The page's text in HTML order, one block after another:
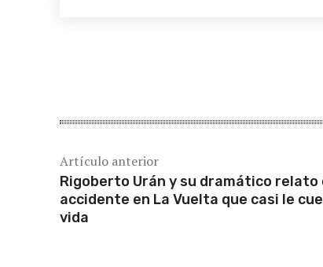
Artículo anterior
Rigoberto Urán y su dramático relato
accidente en La Vuelta que casi le
vida